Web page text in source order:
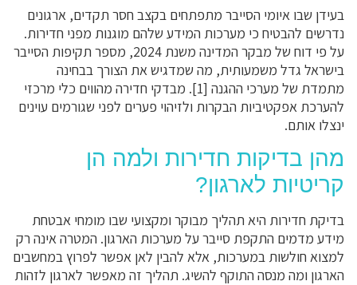
בעידן שבו איומי הסייבר מתפתחים בקצב חסר תקדים, ארגונים
נדרשים להבטיח כי מערכות המידע שלהם מוגנות מפני חדירות.
על פי דוח של מבקר המדינה משנת 2024, מספר תקיפות הסייבר
בישראל גדל משמעותית, מה שמדגיש את הצורך בבחינה
מתמדת של מערכי ההגנה [1]. מבדקי חדירה מהווים כלי מרכזי
להערכת אפקטיביות הבקרות ולזיהוי פערים לפני שגורמים עוינים
ינצלו אותם.
מהן בדיקות חדירות ולמה הן
קריטיות לארגון?
בדיקת חדירות היא תהליך מבוקר ומקצועי שבו מומחי אבטחת
מידע מדמים התקפת סייבר על מערכות הארגון. המטרה אינה רק
למצוא חולשות במערכות, אלא להבין לאן אפשר לפרוץ במחשבים
הארגון ומה מנסה התוקף להשיג. תהליך זה מאפשר לארגון לזהות